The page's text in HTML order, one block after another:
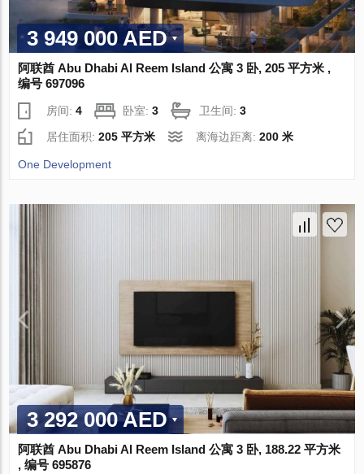
3 949 000 AED
阿联酋 Abu Dhabi Al Reem Island 公寓 3 卧, 205 平方米 ,
编号 697096
房间:4 卧室:3 卫生间:3
居住面积:205 平方米 离海边距离:200 米
One Development
3 292 000 AED
阿联酋 Abu Dhabi Al Reem Island 公寓 3 卧, 188.22 平方米
, 编号 695876